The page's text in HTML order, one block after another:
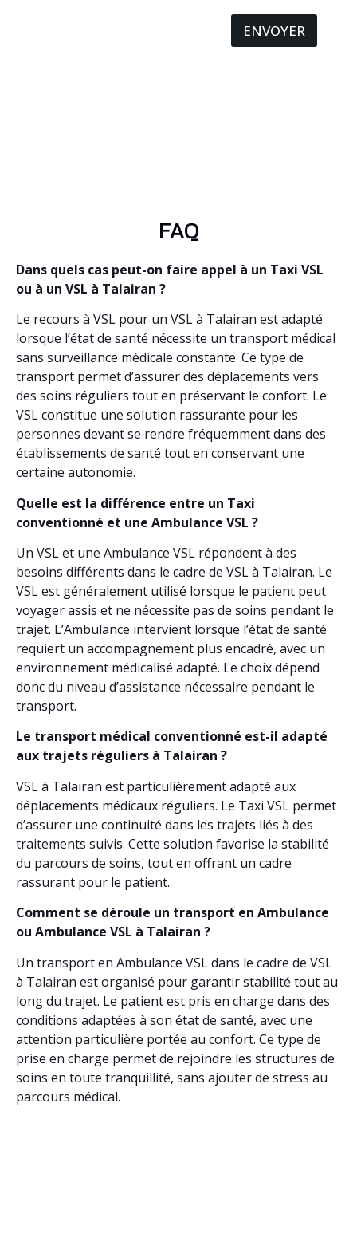
ENVOYER
FAQ
Dans quels cas peut-on faire appel à un Taxi VSL
ou à un VSL à Talairan ?
Le recours à VSL pour un VSL à Talairan est adapté
lorsque l’état de santé nécessite un transport médical
sans surveillance médicale constante. Ce type de
transport permet d’assurer des déplacements vers
des soins réguliers tout en préservant le confort. Le
VSL constitue une solution rassurante pour les
personnes devant se rendre fréquemment dans des
établissements de santé tout en conservant une
certaine autonomie.
Quelle est la différence entre un Taxi
conventionné et une Ambulance VSL ?
Un VSL et une Ambulance VSL répondent à des
besoins différents dans le cadre de VSL à Talairan. Le
VSL est généralement utilisé lorsque le patient peut
voyager assis et ne nécessite pas de soins pendant le
trajet. L’Ambulance intervient lorsque l’état de santé
requiert un accompagnement plus encadré, avec un
environnement médicalisé adapté. Le choix dépend
donc du niveau d’assistance nécessaire pendant le
transport.
Le transport médical conventionné est-il adapté
aux trajets réguliers à Talairan ?
VSL à Talairan est particulièrement adapté aux
déplacements médicaux réguliers. Le Taxi VSL permet
d’assurer une continuité dans les trajets liés à des
traitements suivis. Cette solution favorise la stabilité
du parcours de soins, tout en offrant un cadre
rassurant pour le patient.
Comment se déroule un transport en Ambulance
ou Ambulance VSL à Talairan ?
Un transport en Ambulance VSL dans le cadre de VSL
à Talairan est organisé pour garantir stabilité tout au
long du trajet. Le patient est pris en charge dans des
conditions adaptées à son état de santé, avec une
attention particulière portée au confort. Ce type de
prise en charge permet de rejoindre les structures de
soins en toute tranquillité, sans ajouter de stress au
parcours médical.